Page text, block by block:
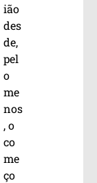
ião
des
de,
pel
o
me
nos
, o
co
me
ço